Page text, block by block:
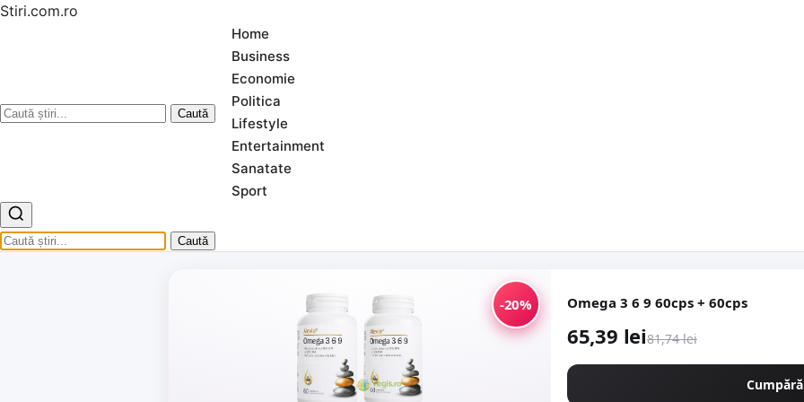
Stiri.com.ro
Caută
Home
Business
Economie
Politica
Lifestyle
Entertainment
Sanatate
Sport
Caută
-20% Omega 3 6 9 60cps + 60cps
65,39 lei81,74 lei